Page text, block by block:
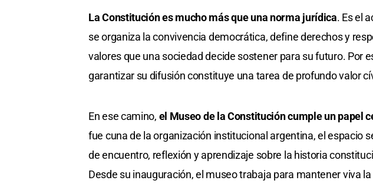
La Constitución es mucho más que una norma jurídica. Es el
se organiza la convivencia democrática, define derechos y
valores que una sociedad decide sostener para su futuro. Por
garantizar su difusión constituye una tarea de profundo valor
En ese camino, el Museo de la Constitución cumple un papel
fue cuna de la organización institucional argentina, el espacio
de encuentro, reflexión y aprendizaje sobre la historia
Desde su inauguración, el museo trabaja para mantener viva